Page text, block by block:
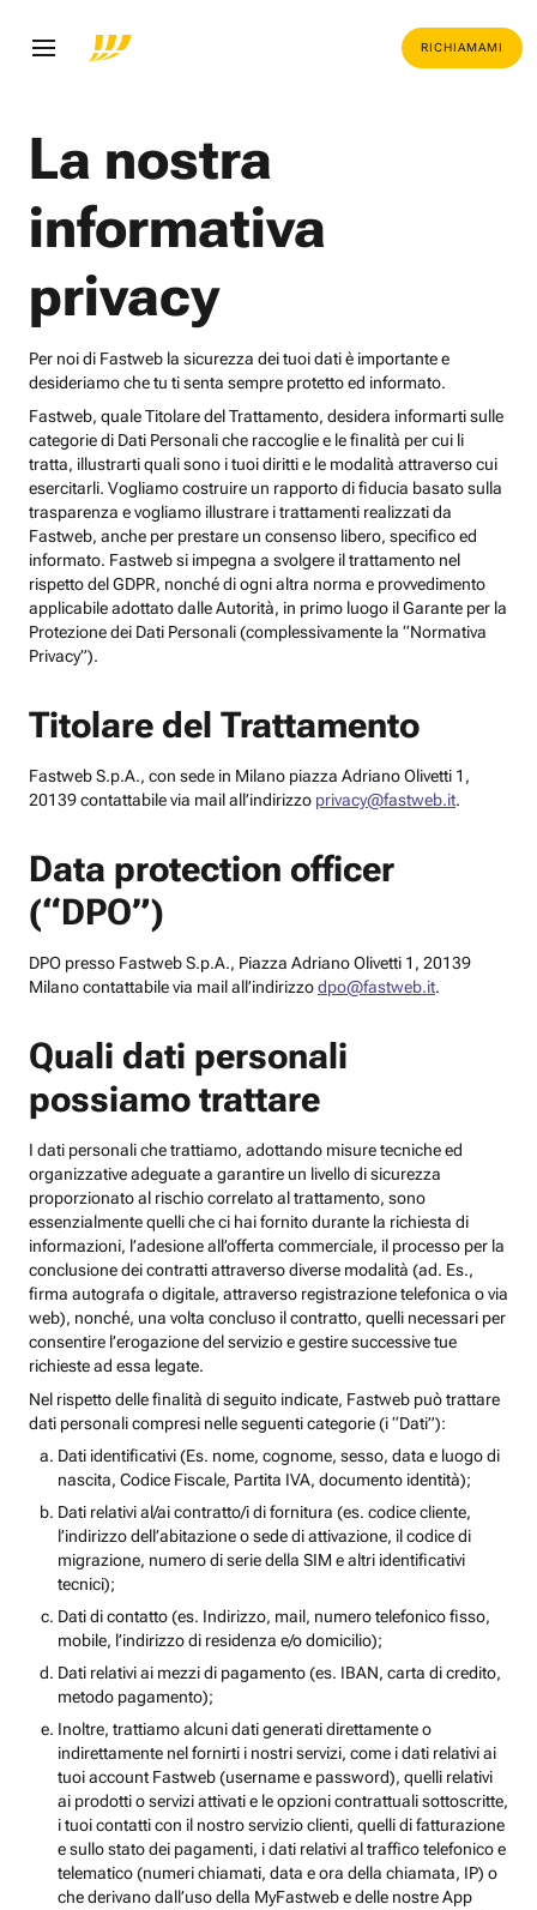
RICHIAMAMI
La nostra
informativa
privacy
Per noi di Fastweb la sicurezza dei tuoi dati è importante e
desideriamo che tu ti senta sempre protetto ed informato.
Fastweb, quale Titolare del Trattamento, desidera informarti sulle
categorie di Dati Personali che raccoglie e le finalità per cui li
tratta, illustrarti quali sono i tuoi diritti e le modalità attraverso cui
esercitarli. Vogliamo costruire un rapporto di fiducia basato sulla
trasparenza e vogliamo illustrare i trattamenti realizzati da
Fastweb, anche per prestare un consenso libero, specifico ed
informato. Fastweb si impegna a svolgere il trattamento nel
rispetto del GDPR, nonché di ogni altra norma e provvedimento
applicabile adottato dalle Autorità, in primo luogo il Garante per la
Protezione dei Dati Personali (complessivamente la “Normativa
Privacy”).
Titolare del Trattamento
Fastweb S.p.A., con sede in Milano piazza Adriano Olivetti 1,
20139 contattabile via mail all’indirizzo privacy@fastweb.it.
Data protection officer
(“DPO”)
DPO presso Fastweb S.p.A., Piazza Adriano Olivetti 1, 20139
Milano contattabile via mail all’indirizzodpo@fastweb.it.
Quali dati personali
possiamo trattare
I dati personali che trattiamo, adottando misure tecniche ed
organizzative adeguate a garantire un livello di sicurezza
proporzionato al rischio correlato al trattamento, sono
essenzialmente quelli che ci hai fornito durante la richiesta di
informazioni, l’adesione all’offerta commerciale, il processo per la
conclusione dei contratti attraverso diverse modalità (ad. Es.,
firma autografa o digitale, attraverso registrazione telefonica o via
web), nonché, una volta concluso il contratto, quelli necessari per
consentire l’erogazione del servizio e gestire successive tue
richieste ad essa legate.
Nel rispetto delle finalità di seguito indicate, Fastweb può trattare
dati personali compresi nelle seguenti categorie (i “Dati”):
Dati identificativi (Es. nome, cognome, sesso, data e luogo di
nascita, Codice Fiscale, Partita IVA, documento identità);
Dati relativi al/ai contratto/i di fornitura (es. codice cliente,
l’indirizzo dell’abitazione o sede di attivazione, il codice di
migrazione, numero di serie della SIM e altri identificativi
tecnici);
Dati di contatto (es. Indirizzo, mail, numero telefonico fisso,
mobile, l’indirizzo di residenza e/o domicilio);
Dati relativi ai mezzi di pagamento (es. IBAN, carta di credito,
metodo pagamento);
Inoltre, trattiamo alcuni dati generati direttamente o
indirettamente nel fornirti i nostri servizi, come i dati relativi ai
tuoi account Fastweb (username e password), quelli relativi
ai prodotti o servizi attivati e le opzioni contrattuali sottoscritte,
i tuoi contatti con il nostro servizio clienti, quelli di fatturazione
e sullo stato dei pagamenti, i dati relativi al traffico telefonico e
telematico (numeri chiamati, data e ora della chiamata, IP) o
che derivano dall’uso della MyFastweb e delle nostre App